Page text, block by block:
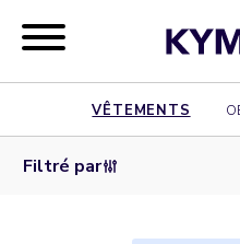
VÊTEMENTS
Filtré par